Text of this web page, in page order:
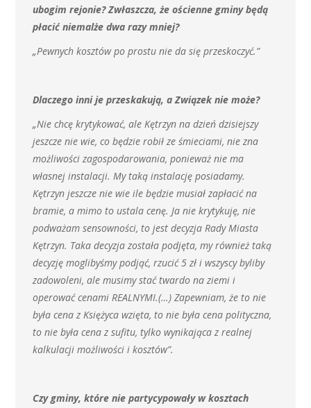
ubogim rejonie? Zwłaszcza, że ościenne gminy będą
płacić niemalże dwa razy mniej?
„Pewnych kosztów po prostu nie da się przeskoczyć.”
Dlaczego inni je przeskakują, a Związek nie może?
„Nie chcę krytykować, ale Kętrzyn na dzień dzisiejszy
jeszcze nie wie, co będzie robił ze śmieciami, nie zna
możliwości zagospodarowania, ponieważ nie ma
własnej instalacji. My taką instalację posiadamy.
Kętrzyn jeszcze nie wie ile będzie musiał zapłacić na
bramie, a mimo to ustala cenę. Ja nie krytykuję, nie
podważam sensowności, to jest decyzja Rady Miasta
Kętrzyn. Taka decyzja została podjęta, my również taką
decyzję moglibyśmy podjąć, rzucić 5 zł i wszyscy byliby
zadowoleni, ale musimy stać twardo na ziemi i
operować cenami REALNYMI.(…) Zapewniam, że to nie
była cena z Księżyca wzięta, to nie była cena polityczna,
to nie była cena z sufitu, tylko wynikająca z realnej
kalkulacji możliwości i kosztów”.
Czy gminy, które nie partycypowały w kosztach